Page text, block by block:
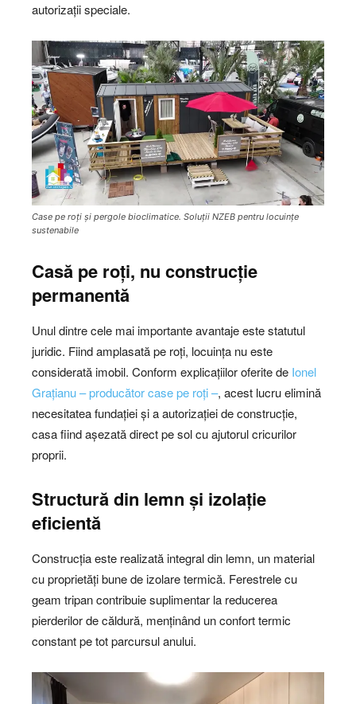
autorizații speciale.
Case pe roți și pergole bioclimatice. Soluții NZEB pentru locuințe
sustenabile
Casă pe roți, nu construcție
permanentă
Unul dintre cele mai importante avantaje este statutul
juridic. Fiind amplasată pe roți, locuința nu este
considerată imobil. Conform explicațiilor oferite de Ionel
Grațianu – producător case pe roți –, acest lucru elimină
necesitatea fundației și a autorizației de construcție,
casa fiind așezată direct pe sol cu ajutorul cricurilor
proprii.
Structură din lemn și izolație
eficientă
Construcția este realizată integral din lemn, un material
cu proprietăți bune de izolare termică. Ferestrele cu
geam tripan contribuie suplimentar la reducerea
pierderilor de căldură, menținând un confort termic
constant pe tot parcursul anului.